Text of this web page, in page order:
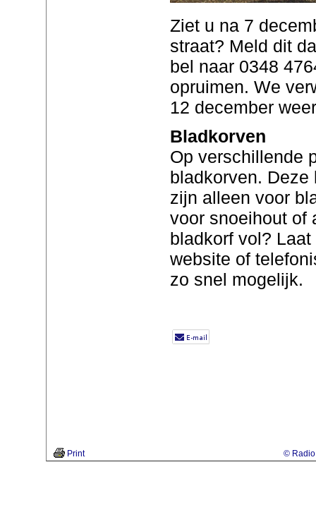
Ziet u na 7
straat? Meld dit
bel naar 0348
opruimen. We
12 december
Bladkorven
Op verschillende
bladkorven.
zijn alleen voor
voor snoeihout of
bladkorf vol?
website of
zo snel mogelijk.
Print © Radio